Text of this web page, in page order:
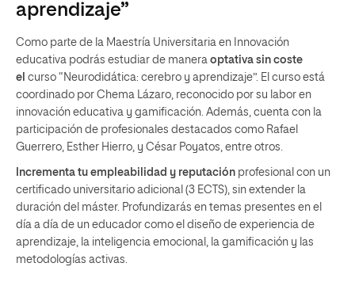
aprendizaje”
Como parte de la Maestría Universitaria en Innovación
educativa podrás estudiar de manera optativa sin coste
el curso “Neurodidática: cerebro y aprendizaje”. El curso está
coordinado por Chema Lázaro, reconocido por su labor en
innovación educativa y gamificación. Además, cuenta con la
participación de profesionales destacados como Rafael
Guerrero, Esther Hierro, y César Poyatos, entre otros.
Incrementa tu empleabilidad y reputación profesional con un
certificado universitario adicional (3 ECTS), sin extender la
duración del máster. Profundizarás en temas presentes en el
día a día de un educador como el diseño de experiencia de
aprendizaje, la inteligencia emocional, la gamificación y las
metodologías activas.